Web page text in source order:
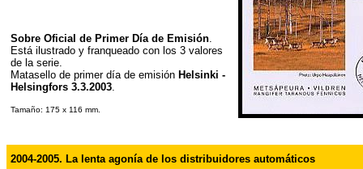
Sobre Oficial de Primer Día de Emisión.
Está ilustrado y franqueado con los 3 valores
de la serie.
Matasello de primer día de emisión Helsinki -
Helsingfors 3.3.2003.
Tamaño: 175 x 116 mm.
2004-2005. La lenta agonía de los distribuidores automáticos